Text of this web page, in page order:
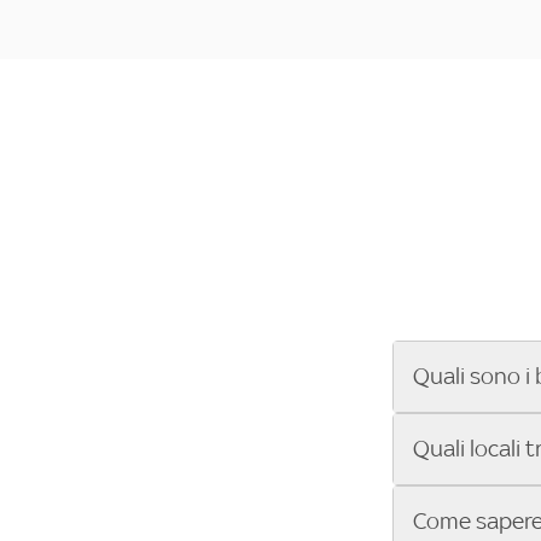
Quali sono i
Se cerchi un
ENILIVE, la
Sky Bar ti
Quali locali
Vuoi sapere
Come